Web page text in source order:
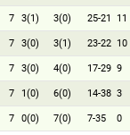
7 3(1) 3(0) 25-21 11
7 3(0) 3(1) 23-22 10
7 3(0) 4(0) 17-29 9
7 1(0) 6(0) 14-38 3
7 0(0) 7(0) 7-35 0